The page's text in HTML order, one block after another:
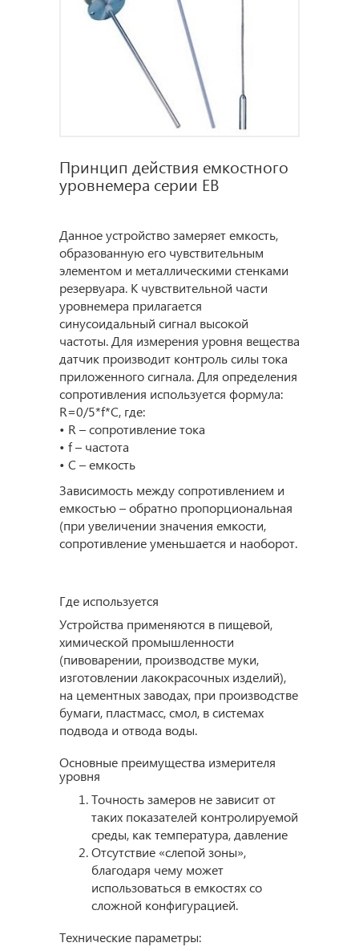
Принцип действия емкостного
уровнемера серии EB
Данное устройство замеряет емкость,
образованную его чувствительным
элементом и металлическими стенками
резервуара. К чувствительной части
уровнемера прилагается
синусоидальный сигнал высокой
частоты. Для измерения уровня вещества
датчик производит контроль силы тока
приложенного сигнала. Для определения
сопротивления используется формула:
R=0/5*f*C, где:
• R – сопротивление тока
• f – частота
• С – емкость
Зависимость между сопротивлением и
емкостью – обратно пропорциональная
(при увеличении значения емкости,
сопротивление уменьшается и наоборот.
Где используется
Устройства применяются в пищевой,
химической промышленности
(пивоварении, производстве муки,
изготовлении лакокрасочных изделий),
на цементных заводах, при производстве
бумаги, пластмасс, смол, в системах
подвода и отвода воды.
Основные преимущества измерителя
уровня
Точность замеров не зависит от
таких показателей контролируемой
среды, как температура, давление
Отсутствие «слепой зоны»,
благодаря чему может
использоваться в емкостях со
сложной конфигурацией.
Технические параметры: